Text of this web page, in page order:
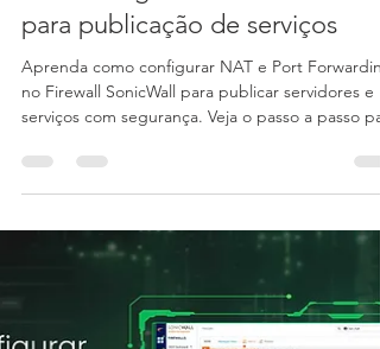
Forwarding no Firewall
para publicação de serviços
Aprenda como configurar NAT e Port
serviços com segurança. Veja o passo a passo
criar regras NAT, objetos, políticas de acesso e